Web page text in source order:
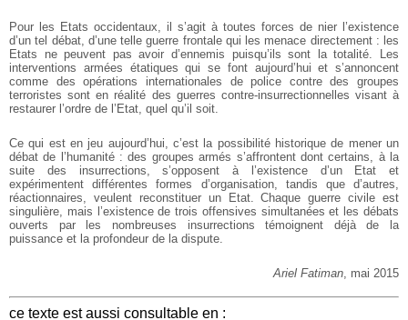
Pour les Etats occidentaux, il s’agit à toutes forces de nier l’existence
d’un tel débat, d’une telle guerre frontale qui les menace directement : les
Etats ne peuvent pas avoir d’ennemis puisqu’ils sont la totalité. Les
interventions armées étatiques qui se font aujourd’hui et s’annoncent
comme des opérations internationales de police contre des groupes
terroristes sont en réalité des guerres contre-insurrectionnelles visant à
restaurer l’ordre de l’Etat, quel qu’il soit.
Ce qui est en jeu aujourd’hui, c’est la possibilité historique de mener un
débat de l’humanité : des groupes armés s’affrontent dont certains, à la
suite des insurrections, s’opposent à l’existence d’un Etat et
expérimentent différentes formes d’organisation, tandis que d’autres,
réactionnaires, veulent reconstituer un Etat. Chaque guerre civile est
singulière, mais l’existence de trois offensives simultanées et les débats
ouverts par les nombreuses insurrections témoignent déjà de la
puissance et la profondeur de la dispute.
Ariel Fatiman, mai 2015
ce texte est aussi consultable en :